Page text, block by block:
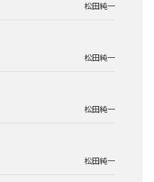
松田純一
松田純一
松田純一
松田純一